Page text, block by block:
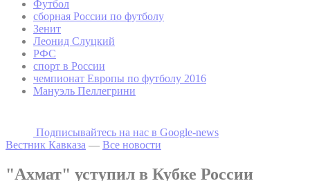
Футбол
сборная России по футболу
Зенит
Леонид Слуцкий
РФС
спорт в России
чемпионат Европы по футболу 2016
Мануэль Пеллегрини
Подписывайтесь на наc в Google-news
Вестник Кавказа — Все новости
"Ахмат" уступил в Кубке России